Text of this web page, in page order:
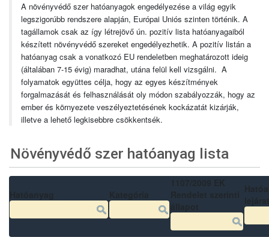
A növényvédő szer hatóanyagok engedélyezése a világ egyik
legszigorúbb rendszere alapján, Európai Uniós szinten történik. A
tagállamok csak az így létrejövő ún. pozitív lista hatóanyagaiból
készített növényvédő szereket engedélyezhetik. A pozitív listán a
hatóanyag csak a vonatkozó EU rendeletben meghatározott ideig
(általában 7-15 évig) maradhat, utána felül kell vizsgálni. A
folyamatok együttes célja, hogy az egyes készítmények
forgalmazását és felhasználását oly módon szabályozzák, hogy az
ember és környezete veszélyeztetésének kockázatát kizárják,
illetve a lehető legkisebbre csökkentsék.
Növényvédő szer hatóanyag lista